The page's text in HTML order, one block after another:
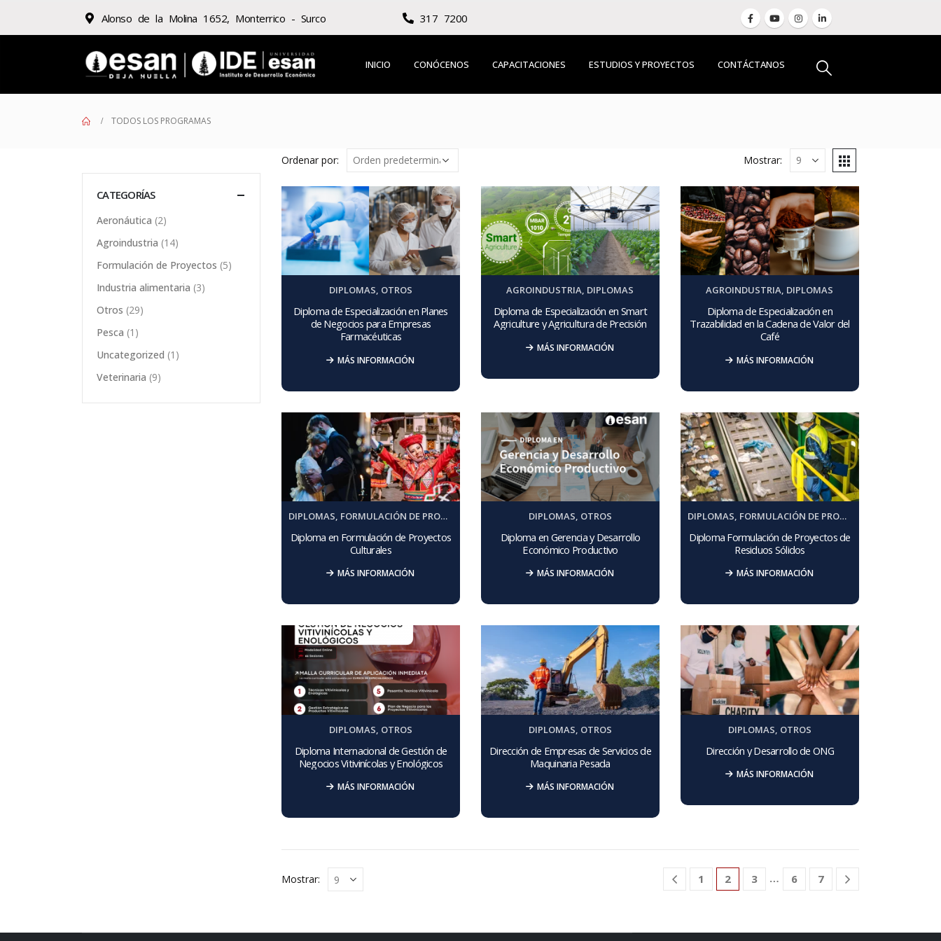
Alonso de la Molina 1652, Monterrico - Surco 317 7200
INICIO CONÓCENOS CAPACITACIONES ESTUDIOS Y PROYECTOS CONTÁCTANOS
TODOS LOS PROGRAMAS
Ordenar por: Mostrar:
DIPLOMAS, OTROS
Diploma de Especialización en Planes
de Negocios para Empresas
Farmacéuticas
MÁS INFORMACIÓN
AGROINDUSTRIA, DIPLOMAS
Diploma de Especialización en Smart
Agriculture y Agricultura de Precisión
MÁS INFORMACIÓN
AGROINDUSTRIA, DIPLOMAS
Diploma de Especialización en
Trazabilidad en la Cadena de Valor del
Café
MÁS INFORMACIÓN
DIPLOMAS, FORMULACIÓN DE PROYECTOS
Diploma en Formulación de Proyectos
Culturales
MÁS INFORMACIÓN
DIPLOMAS, OTROS
Diploma en Gerencia y Desarrollo
Económico Productivo
MÁS INFORMACIÓN
DIPLOMAS, FORMULACIÓN DE PROYECTOS
Diploma Formulación de Proyectos de
Residuos Sólidos
MÁS INFORMACIÓN
DIPLOMAS, OTROS
Diploma Internacional de Gestión de
Negocios Vitivinícolas y Enológicos
MÁS INFORMACIÓN
DIPLOMAS, OTROS
Dirección de Empresas de Servicios de
Maquinaria Pesada
MÁS INFORMACIÓN
DIPLOMAS, OTROS
Dirección y Desarrollo de ONG
MÁS INFORMACIÓN
Mostrar: 1 2 3 … 6 7
CATEGORÍAS
Aeronáutica (2)
Agroindustria (14)
Formulación de Proyectos (5)
Industria alimentaria (3)
Otros (29)
Pesca (1)
Uncategorized (1)
Veterinaria (9)